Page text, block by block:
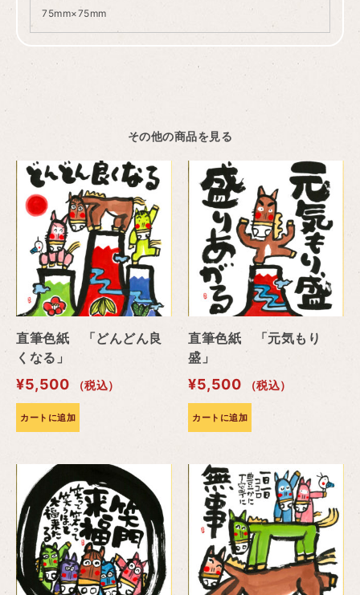
75mm×75mm
その他の商品を見る
直筆色紙 「どんどん良
くなる」
¥5,500 （税込）
カートに追加
直筆色紙 「元気もり
盛」
¥5,500 （税込）
カートに追加